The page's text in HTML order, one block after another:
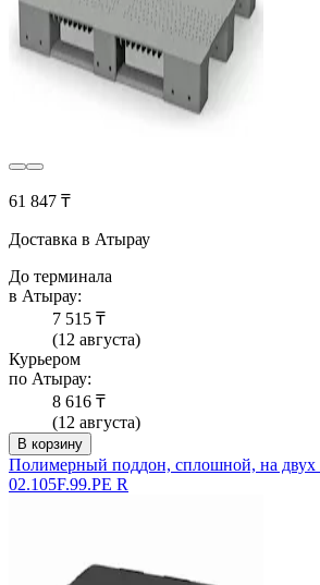
61 847 ₸
Доставка в Атырау
До терминала
в Атырау:
7 515 ₸
(12 августа)
Курьером
по Атырау:
8 616 ₸
(12 августа)
В корзину
Полимерный поддон, сплошной, на двух
02.105F.99.PE R